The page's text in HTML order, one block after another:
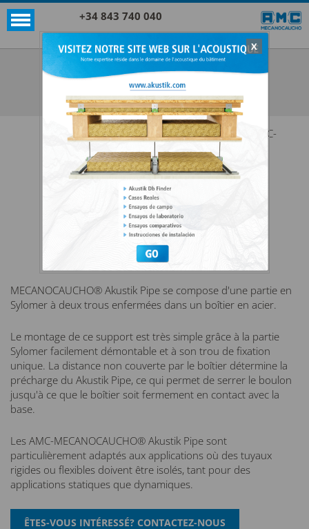
+34 843 740 040
X
Akustik + Sylomer®
AKUSTIK PIPE
VOIR TOUTES AKUSTIK + SYLOMER®
AMC-
MECANOCAUCHO® Akustik Pipe se compose d'une partie en
Sylomer à deux trous enfermées dans un boîtier en acier.
Le montage de ce support est très simple grâce à la partie
Sylomer facilement démontable et à son trou de fixation
unique. La distance non couverte par le boîtier détermine la
précharge du Akustik Pipe, ce qui permet de serrer le boulon
jusqu'à ce que le boîtier soit fermement en contact avec la
base.
Les AMC-MECANOCAUCHO® Akustik Pipe sont
particulièrement adaptés aux applications où des tuyaux
rigides ou flexibles doivent être isolés, tant pour des
applications statiques que dynamiques.